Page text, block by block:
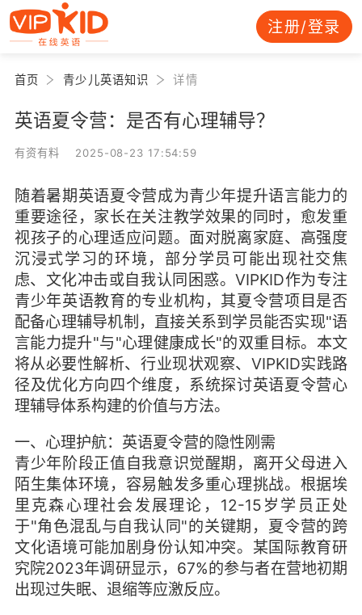
注册/登录
首页 青少儿英语知识 详情
英语夏令营：是否有心理辅导？
有资有料 2025-08-23 17:54:59
随着暑期英语夏令营成为青少年提升语言能力的
重要途径，家长在关注教学效果的同时，愈发重
视孩子的心理适应问题。面对脱离家庭、高强度
沉浸式学习的环境，部分学员可能出现社交焦
虑、文化冲击或自我认同困惑。VIPKID作为专注
青少年英语教育的专业机构，其夏令营项目是否
配备心理辅导机制，直接关系到学员能否实现"语
言能力提升"与"心理健康成长"的双重目标。本文
将从必要性解析、行业现状观察、VIPKID实践路
径及优化方向四个维度，系统探讨英语夏令营心
理辅导体系构建的价值与方法。
一、心理护航：英语夏令营的隐性刚需
青少年阶段正值自我意识觉醒期，离开父母进入
陌生集体环境，容易触发多重心理挑战。根据埃
里克森心理社会发展理论，12-15岁学员正处
于"角色混乱与自我认同"的关键期，夏令营的跨
文化语境可能加剧身份认知冲突。某国际教育研
究院2023年调研显示，67%的参与者在营地初期
出现过失眠、退缩等应激反应。